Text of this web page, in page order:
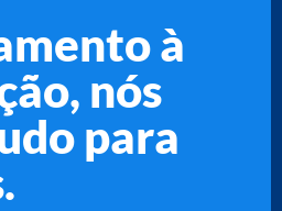
à
nós
para